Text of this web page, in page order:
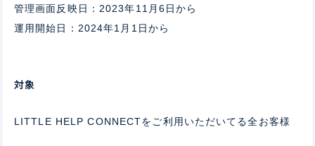
管理画面反映日：2023年11月6日から
運用開始日：2024年1月1日から
対象
LITTLE HELP CONNECTをご利用いただいてる全お客様